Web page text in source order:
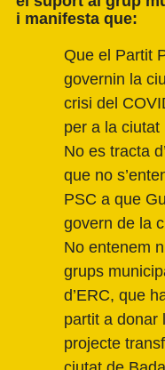
i manifesta que:
Que el Partit
governin la
crisi del
per a la ciutat
No es tracta
que no
PSC a que
govern de la
No entenem
grups
d’ERC, que
partit a donar
projecte